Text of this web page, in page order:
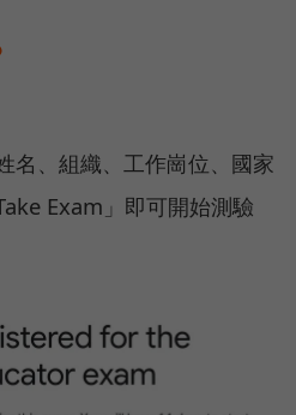
名、組織、工作崗位、國家
Exam」即可開始測驗